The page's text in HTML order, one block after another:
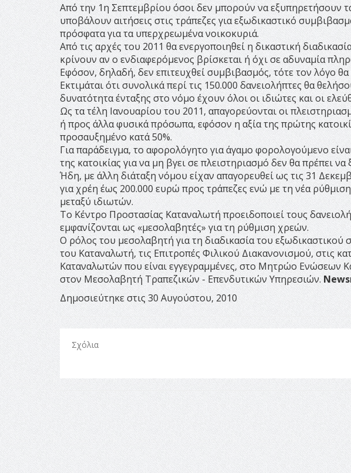
Από την 1η Σεπτεμβρίου όσοι δεν μπορούν να εξυπηρετήσουν
υποβάλουν αιτήσεις στις τράπεζες για εξωδικαστικό
πρόσφατα για τα υπερχρεωμένα νοικοκυριά.
Από τις αρχές του 2011 θα ενεργοποιηθεί η δικαστική
κρίνουν αν ο ενδιαφερόμενος βρίσκεται ή όχι σε αδυναμία
Εφόσον, δηλαδή, δεν επιτευχθεί συμβιβασμός, τότε τον λόγο θα
Εκτιμάται ότι συνολικά περί τις 150.000 δανειολήπτες θα
δυνατότητα ένταξης στο νόμο έχουν όλοι οι ιδιώτες και οι
Ως τα τέλη Ιανουαρίου του 2011, απαγορεύονται οι
ή προς άλλα φυσικά πρόσωπα, εφόσον η αξία της πρώτης
προσαυξημένο κατά 50%.
Για παράδειγμα, το αφορολόγητο για άγαμο φορολογούμενο
της κατοικίας για να μη βγει σε πλειστηριασμό δεν θα πρέπει
Ήδη, με άλλη διάταξη νόμου είχαν απαγορευθεί ως τις 31
για χρέη έως 200.000 ευρώ προς τράπεζες ενώ με τη νέα
μεταξύ ιδιωτών.
Το Κέντρο Προστασίας Καταναλωτή προειδοποιεί τους
εμφανίζονται ως «μεσολαβητές» για τη ρύθμιση χρεών.
Ο ρόλος του μεσολαβητή για τη διαδικασία του
του Καταναλωτή, τις Επιτροπές Φιλικού Διακανονισμού, στις
Καταναλωτών που είναι εγγεγραμμένες, στο Μητρώο Ενώσεων
στον Μεσολαβητή Τραπεζικών - Επενδυτικών Υπηρεσιών.
Δημοσιεύτηκε στις 30 Αυγούστου, 2010
Σχόλια